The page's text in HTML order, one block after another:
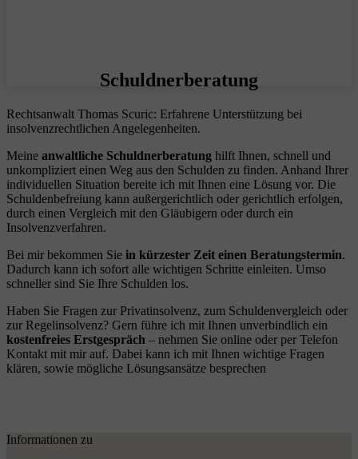
Schuldnerberatung
Rechtsanwalt Thomas Scuric: Erfahrene Unterstützung bei
insolvenzrechtlichen Angelegenheiten.
Meine anwaltliche Schuldnerberatung hilft Ihnen, schnell und
unkompliziert einen Weg aus den Schulden zu finden. Anhand Ihrer
individuellen Situation bereite ich mit Ihnen eine Lösung vor. Die
Schuldenbefreiung kann außergerichtlich oder gerichtlich erfolgen,
durch einen Vergleich mit den Gläubigern oder durch ein
Insolvenzverfahren.
Bei mir bekommen Sie in kürzester Zeit einen Beratungstermin.
Dadurch kann ich sofort alle wichtigen Schritte einleiten. Umso
schneller sind Sie Ihre Schulden los.
Haben Sie Fragen zur Privatinsolvenz, zum Schuldenvergleich oder
zur Regelinsolvenz? Gern führe ich mit Ihnen unverbindlich ein
kostenfreies Erstgespräch – nehmen Sie online oder per Telefon
Kontakt mit mir auf. Dabei kann ich mit Ihnen wichtige Fragen
klären, sowie mögliche Lösungsansätze besprechen
Informationen zu